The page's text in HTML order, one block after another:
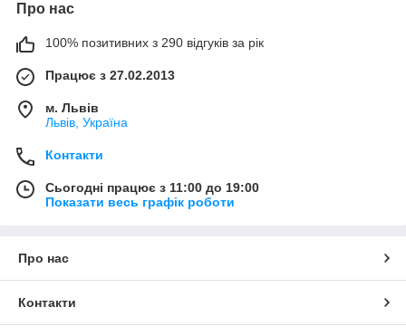
Про нас
100% позитивних з 290 відгуків за рік
Працює з 27.02.2013
м. Львів
Львів, Україна
Контакти
Сьогодні працює з 11:00 до 19:00
Показати весь графік роботи
Про нас
Контакти